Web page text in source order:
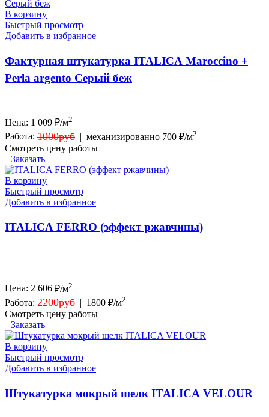
В корзину
Быстрый просмотр
Добавить в избранное
Фактурная штукатурка ITALICA Maroccino +
Perla argento Серый беж
Цена: 1 009 ₽/м2
Работа: 1000руб | механизированно 700 ₽/м2
Смотреть цену работы
Заказать
В корзину
Быстрый просмотр
Добавить в избранное
ITALICA FERRO (эффект ржавчины)
Цена: 2 606 ₽/м2
Работа: 2200руб | 1800 ₽/м2
Смотреть цену работы
Заказать
В корзину
Быстрый просмотр
Добавить в избранное
Штукатурка мокрый шелк ITALICA VELOUR